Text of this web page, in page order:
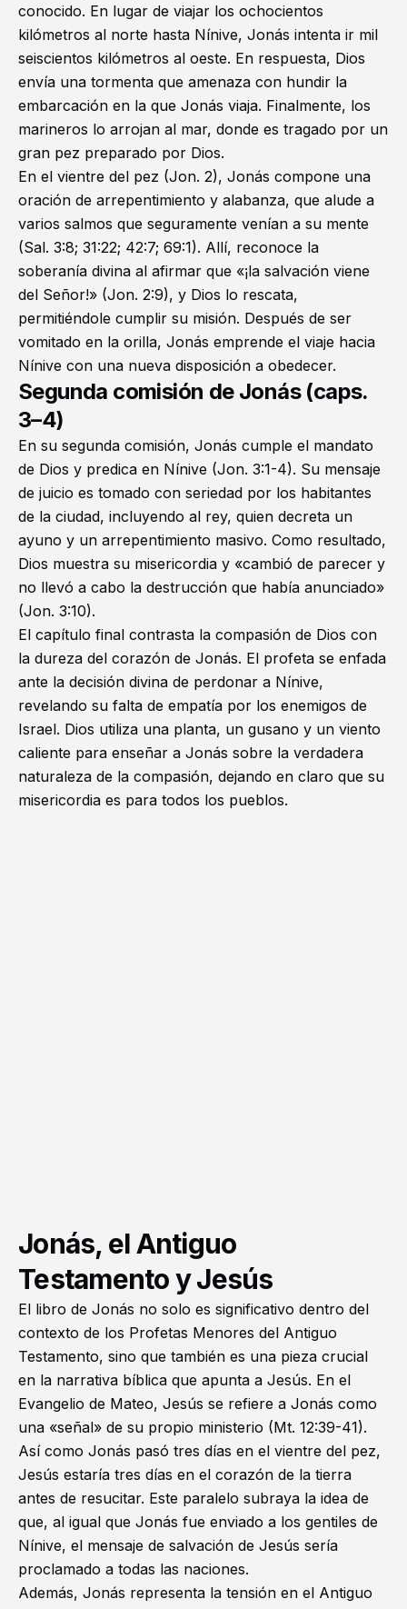
conocido. En lugar de viajar los ochocientos
kilómetros al norte hasta Nínive, Jonás intenta ir mil
seiscientos kilómetros al oeste. En respuesta, Dios
envía una tormenta que amenaza con hundir la
embarcación en la que Jonás viaja. Finalmente, los
marineros lo arrojan al mar, donde es tragado por un
gran pez preparado por Dios.
En el vientre del pez (Jon. 2), Jonás compone una
oración de arrepentimiento y alabanza, que alude a
varios salmos que seguramente venían a su mente
(Sal. 3:8; 31:22; 42:7; 69:1). Allí, reconoce la
soberanía divina al afirmar que «¡la salvación viene
del Señor!» (Jon. 2:9), y Dios lo rescata,
permitiéndole cumplir su misión. Después de ser
vomitado en la orilla, Jonás emprende el viaje hacia
Nínive con una nueva disposición a obedecer.
Segunda comisión de Jonás (caps.
3–4)
En su segunda comisión, Jonás cumple el mandato
de Dios y predica en Nínive (Jon. 3:1-4). Su mensaje
de juicio es tomado con seriedad por los habitantes
de la ciudad, incluyendo al rey, quien decreta un
ayuno y un arrepentimiento masivo. Como resultado,
Dios muestra su misericordia y «cambió de parecer y
no llevó a cabo la destrucción que había anunciado»
(Jon. 3:10).
El capítulo final contrasta la compasión de Dios con
la dureza del corazón de Jonás. El profeta se enfada
ante la decisión divina de perdonar a Nínive,
revelando su falta de empatía por los enemigos de
Israel. Dios utiliza una planta, un gusano y un viento
caliente para enseñar a Jonás sobre la verdadera
naturaleza de la compasión, dejando en claro que su
misericordia es para todos los pueblos.
Jonás, el Antiguo
Testamento y Jesús
El libro de Jonás no solo es significativo dentro del
contexto de los Profetas Menores del Antiguo
Testamento, sino que también es una pieza crucial
en la narrativa bíblica que apunta a Jesús. En el
Evangelio de Mateo, Jesús se refiere a Jonás como
una «señal» de su propio ministerio (Mt. 12:39-41).
Así como Jonás pasó tres días en el vientre del pez,
Jesús estaría tres días en el corazón de la tierra
antes de resucitar. Este paralelo subraya la idea de
que, al igual que Jonás fue enviado a los gentiles de
Nínive, el mensaje de salvación de Jesús sería
proclamado a todas las naciones.
Además, Jonás representa la tensión en el Antiguo